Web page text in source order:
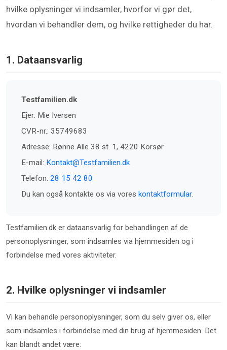
hvilke oplysninger vi indsamler, hvorfor vi gør det,
hvordan vi behandler dem, og hvilke rettigheder du har.
1. Dataansvarlig
Testfamilien.dk
Ejer: Mie Iversen
CVR-nr.: 35749683
Adresse: Rønne Alle 38 st. 1, 4220 Korsør
E-mail: Kontakt@Testfamilien.dk
Telefon: 28 15 42 80
Du kan også kontakte os via vores kontaktformular.
Testfamilien.dk er dataansvarlig for behandlingen af de
personoplysninger, som indsamles via hjemmesiden og i
forbindelse med vores aktiviteter.
2. Hvilke oplysninger vi indsamler
Vi kan behandle personoplysninger, som du selv giver os, eller
som indsamles i forbindelse med din brug af hjemmesiden. Det
kan blandt andet være: